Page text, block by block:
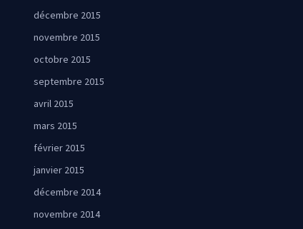
décembre 2015
novembre 2015
octobre 2015
septembre 2015
avril 2015
mars 2015
février 2015
janvier 2015
décembre 2014
novembre 2014